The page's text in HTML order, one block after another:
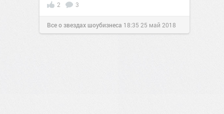
2 3
Все о звездах шоубизнеса 18:35 25 май 2018